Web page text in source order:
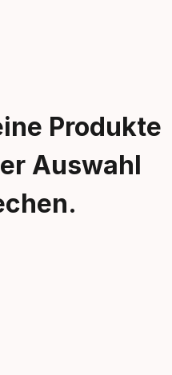
Produkte
Auswahl